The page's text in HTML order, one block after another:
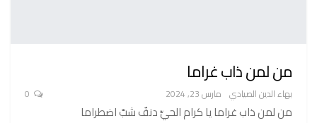
من لمن ذاب غراما
بهاء الدين الصيادي مارس 23, 2024
من لمن ذاب غراما يا كرام الحيِّ دنفٌ شبَّ اضطراما